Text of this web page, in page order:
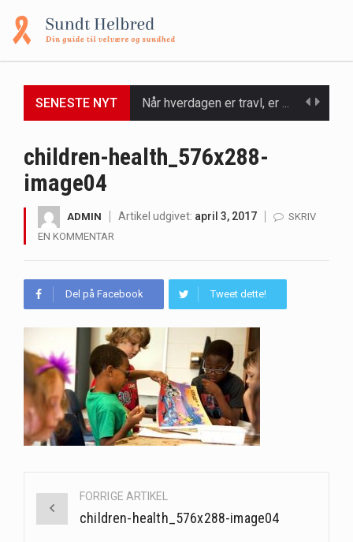
SENESTE NYT
Massagestole er ikke længere forbeholdt luksuriøse spaer og wellnesscentre - de er nu tilgængelige til…
children-health_576x288-
image04
ADMIN Artikel udgivet: april 3, 2017
SKRIV
EN KOMMENTAR
Del på Facebook Tweet dette!
navigationFORRIGE ARTIKEL
children-health_576x288-image04